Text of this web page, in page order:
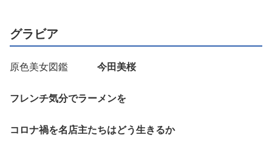
グラビア
原色美女図鑑 今田美桜
フレンチ気分でラーメンを​
コロナ禍を名店主たちはどう生きるか